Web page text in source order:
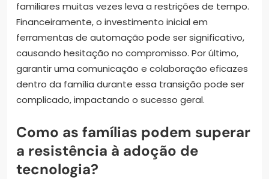
familiares muitas vezes leva a restrições de tempo.
Financeiramente, o investimento inicial em
ferramentas de automação pode ser significativo,
causando hesitação no compromisso. Por último,
garantir uma comunicação e colaboração eficazes
dentro da família durante essa transição pode ser
complicado, impactando o sucesso geral.
Como as famílias podem superar
a resistência à adoção de
tecnologia?